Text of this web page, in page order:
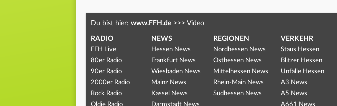
Du bist hier: www.FFH.de >>> Video
RADIO
FFH Live
80er Radio
90er Radio
2000er Radio
Rock Radio
NEWS
Hessen News
Frankfurt News
Wiesbaden News
Mainz News
Kassel News
REGIONEN
Nordhessen News
Osthessen News
Mittelhessen News
Rhein-Main News
Südhessen News
VERKEHR
Staus Hessen
Blitzer Hessen
Unfälle Hessen
A3 News
A5 News